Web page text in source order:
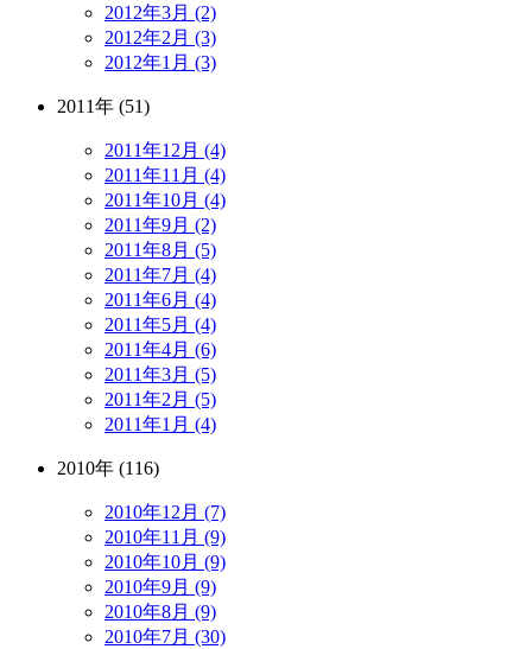
2012年3月 (2)
2012年2月 (3)
2012年1月 (3)
2011年 (51)
2011年12月 (4)
2011年11月 (4)
2011年10月 (4)
2011年9月 (2)
2011年8月 (5)
2011年7月 (4)
2011年6月 (4)
2011年5月 (4)
2011年4月 (6)
2011年3月 (5)
2011年2月 (5)
2011年1月 (4)
2010年 (116)
2010年12月 (7)
2010年11月 (9)
2010年10月 (9)
2010年9月 (9)
2010年8月 (9)
2010年7月 (30)